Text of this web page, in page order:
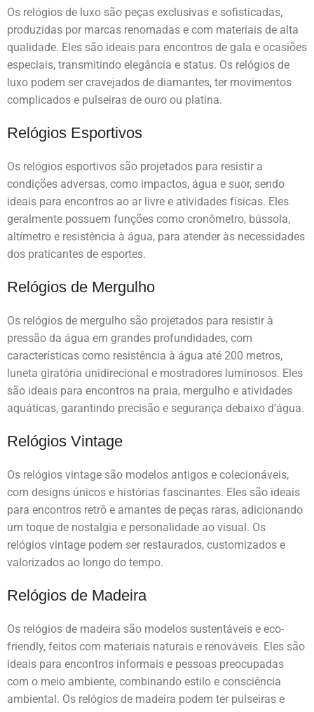
Os relógios de luxo são peças exclusivas e sofisticadas,
produzidas por marcas renomadas e com materiais de alta
qualidade. Eles são ideais para encontros de gala e ocasiões
especiais, transmitindo elegância e status. Os relógios de
luxo podem ser cravejados de diamantes, ter movimentos
complicados e pulseiras de ouro ou platina.
Relógios Esportivos
Os relógios esportivos são projetados para resistir a
condições adversas, como impactos, água e suor, sendo
ideais para encontros ao ar livre e atividades físicas. Eles
geralmente possuem funções como cronômetro, bússola,
altímetro e resistência à água, para atender às necessidades
dos praticantes de esportes.
Relógios de Mergulho
Os relógios de mergulho são projetados para resistir à
pressão da água em grandes profundidades, com
características como resistência à água até 200 metros,
luneta giratória unidirecional e mostradores luminosos. Eles
são ideais para encontros na praia, mergulho e atividades
aquáticas, garantindo precisão e segurança debaixo d’água.
Relógios Vintage
Os relógios vintage são modelos antigos e colecionáveis,
com designs únicos e histórias fascinantes. Eles são ideais
para encontros retrô e amantes de peças raras, adicionando
um toque de nostalgia e personalidade ao visual. Os
relógios vintage podem ser restaurados, customizados e
valorizados ao longo do tempo.
Relógios de Madeira
Os relógios de madeira são modelos sustentáveis e eco-
friendly, feitos com materiais naturais e renováveis. Eles são
ideais para encontros informais e pessoas preocupadas
com o meio ambiente, combinando estilo e consciência
ambiental. Os relógios de madeira podem ter pulseiras e